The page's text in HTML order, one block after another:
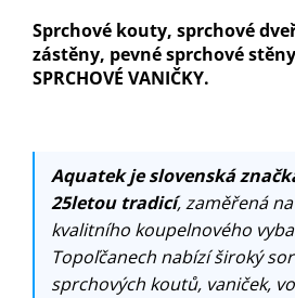
Sprchové kouty, sprchové
zástěny, pevné sprchové
SPRCHOVÉ VANIČKY.
Aquatek je slovenská
25letou tradicí, zaměřená
kvalitního koupelnového
Topoľčanech nabízí široký
sprchových koutů, vaniček,